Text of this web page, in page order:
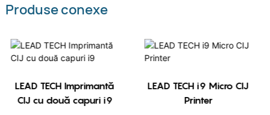
Produse conexe
LEAD TECH Imprimantă
CIJ cu două capuri i9
LEAD TECH i9 Micro CIJ
Printer